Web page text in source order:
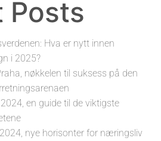
Posts
Hva er nytt innen
i 2025?
nøkkelen til suksess på den
en guide til de viktigste
nye horisonter for næringsliv